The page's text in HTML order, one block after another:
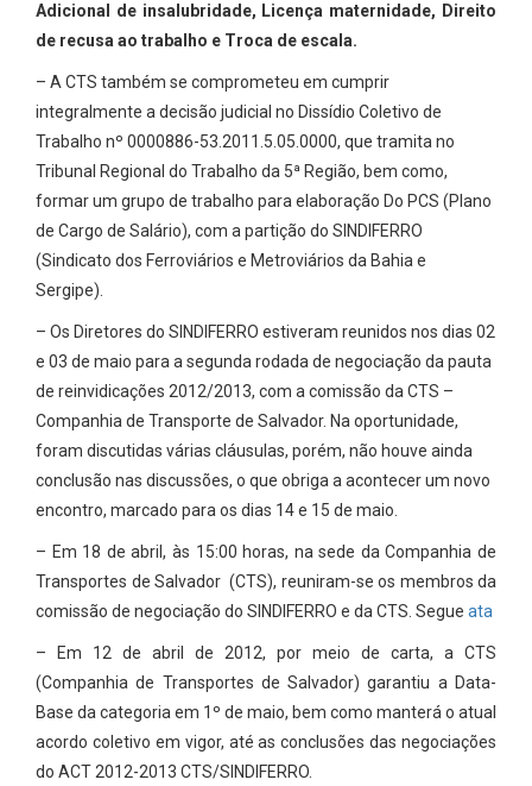
Adicional de insalubridade, Licença maternidade, Direito
de recusa ao trabalho e Troca de escala.
– A CTS também se comprometeu em cumprir
integralmente a decisão judicial no Dissídio Coletivo de
Trabalho nº 0000886-53.2011.5.05.0000, que tramita no
Tribunal Regional do Trabalho da 5ª Região, bem como,
formar um grupo de trabalho para elaboração Do PCS (Plano
de Cargo de Salário), com a partição do SINDIFERRO
(Sindicato dos Ferroviários e Metroviários da Bahia e
Sergipe).
– Os Diretores do SINDIFERRO estiveram reunidos nos dias 02
e 03 de maio para a segunda rodada de negociação da pauta
de reinvidicações 2012/2013, com a comissão da CTS –
Companhia de Transporte de Salvador. Na oportunidade,
foram discutidas várias cláusulas, porém, não houve ainda
conclusão nas discussões, o que obriga a acontecer um novo
encontro, marcado para os dias 14 e 15 de maio.
– Em 18 de abril, às 15:00 horas, na sede da Companhia de
Transportes de Salvador (CTS), reuniram-se os membros da
comissão de negociação do SINDIFERRO e da CTS. Segue ata
– Em 12 de abril de 2012, por meio de carta, a CTS
(Companhia de Transportes de Salvador) garantiu a Data-
Base da categoria em 1º de maio, bem como manterá o atual
acordo coletivo em vigor, até as conclusões das negociações
do ACT 2012-2013 CTS/SINDIFERRO.